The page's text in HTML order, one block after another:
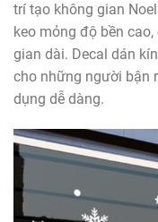
trí tạo không gian
keo mỏng độ bền
gian dài. Decal dán
cho những người bận
dụng dễ dàng.